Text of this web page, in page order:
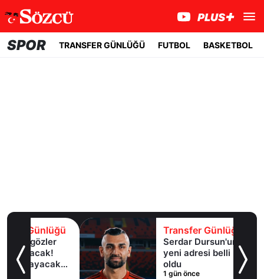
SPOR TRANSFER GÜNLÜĞÜ FUTBOL BASKETBOL
Transfer Günlüğü
Serdar Dursun'un
yeni adresi belli
oldu
1 gün önce